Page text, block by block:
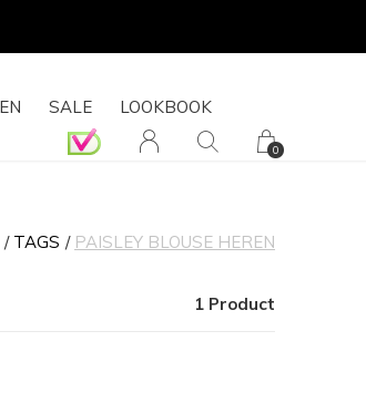
SALE LOOKBOOK
0
TAGS PAISLEY BLOUSE HEREN
1 Product